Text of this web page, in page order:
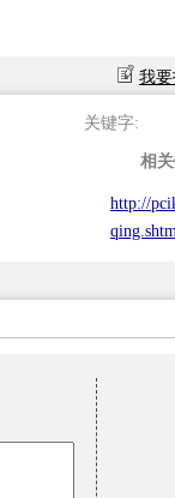
我
关键字:
相
http://